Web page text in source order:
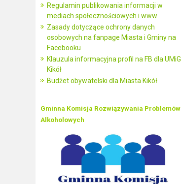
Regulamin publikowania informacji w
mediach społecznościowych i www
Zasady dotyczące ochrony danych
osobowych na fanpage Miasta i Gminy na
Facebooku
Klauzula informacyjna profil na FB dla UMiG
Kikół
Budżet obywatelski dla Miasta Kikół
Gminna Komisja Rozwiązywania Problemów
Alkoholowych